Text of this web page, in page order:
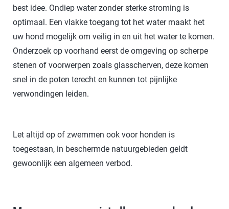
best idee. Ondiep water zonder sterke stroming is
optimaal. Een vlakke toegang tot het water maakt het
uw hond mogelijk om veilig in en uit het water te komen.
Onderzoek op voorhand eerst de omgeving op scherpe
stenen of voorwerpen zoals glasscherven, deze komen
snel in de poten terecht en kunnen tot pijnlijke
verwondingen leiden.
Let altijd op of zwemmen ook voor honden is
toegestaan, in beschermde natuurgebieden geldt
gewoonlijk een algemeen verbod.